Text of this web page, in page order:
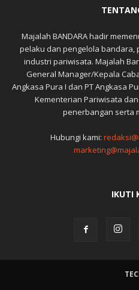
Majalah BANDARA hadir
pelaku dan pengelola
industri pariwisata. Majalah
General Manager/Kepala
Angkasa Pura I dan PT Angkasa
Kementerian Pariwisata
penerbangan serta
Hubungi kami:
IKUTI